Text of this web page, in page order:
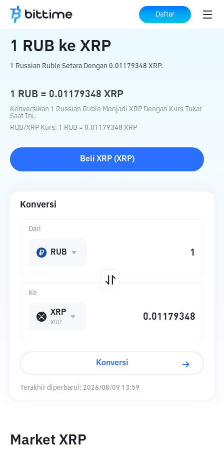
Daftar
Beranda Konverter Kripto ke XRP
1 RUB ke XRP
1 Russian Ruble Setara Dengan 0.01179348 XRP.
1 RUB = 0.01179348 XRP
Konversikan 1 Russian Ruble Menjadi XRP Dengan Kurs Tukar
Saat Ini.
RUB/XRP Kurs: 1 RUB = 0.01179348 XRP
Beli XRP(XRP)
Konversi
Ke
XRP
XRP
Dari
RUB
Konversi
Terakhir diperbarui: 2026/08/09 13:59
Market XRP